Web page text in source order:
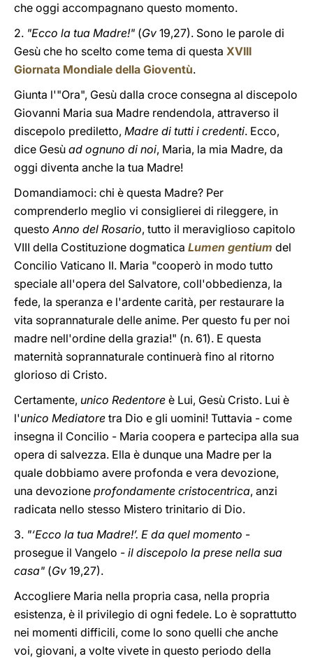
che oggi accompagnano questo momento.
2. "Ecco la tua Madre!" (Gv 19,27). Sono le parole di
Gesù che ho scelto come tema di questa XVIII
Giornata Mondiale della Gioventù.
Giunta l'"Ora", Gesù dalla croce consegna al discepolo
Giovanni Maria sua Madre rendendola, attraverso il
discepolo prediletto, Madre di tutti i credenti. Ecco,
dice Gesù ad ognuno di noi, Maria, la mia Madre, da
oggi diventa anche la tua Madre!
Domandiamoci: chi è questa Madre? Per
comprenderlo meglio vi consiglierei di rileggere, in
questoAnno del Rosario, tutto il meraviglioso capitolo
VIII della Costituzione dogmatica Lumen gentium del
Concilio Vaticano II. Maria "cooperò in modo tutto
speciale all'opera del Salvatore, coll'obbedienza, la
fede, la speranza e l'ardente carità, per restaurare la
vita soprannaturale delle anime. Per questo fu per noi
madre nell'ordine della grazia!" (n. 61). E questa
maternità soprannaturale continuerà fino al ritorno
glorioso di Cristo.
Certamente, unico Redentore è Lui, Gesù Cristo. Lui è
l'unico Mediatore tra Dio e gli uomini! Tuttavia - come
insegna il Concilio - Maria coopera e partecipa alla sua
opera di salvezza. Ella è dunque una Madre per la
quale dobbiamo avere profonda e vera devozione,
una devozione profondamente cristocentrica, anzi
radicata nello stesso Mistero trinitario di Dio.
3. "‘Ecco la tua Madre!’. E da quel momento -
prosegue il Vangelo - il discepolo la prese nella sua
casa" (Gv 19,27).
Accogliere Maria nella propria casa, nella propria
esistenza, è il privilegio di ogni fedele. Lo è soprattutto
nei momenti difficili, come lo sono quelli che anche
voi, giovani, a volte vivete in questo periodo della